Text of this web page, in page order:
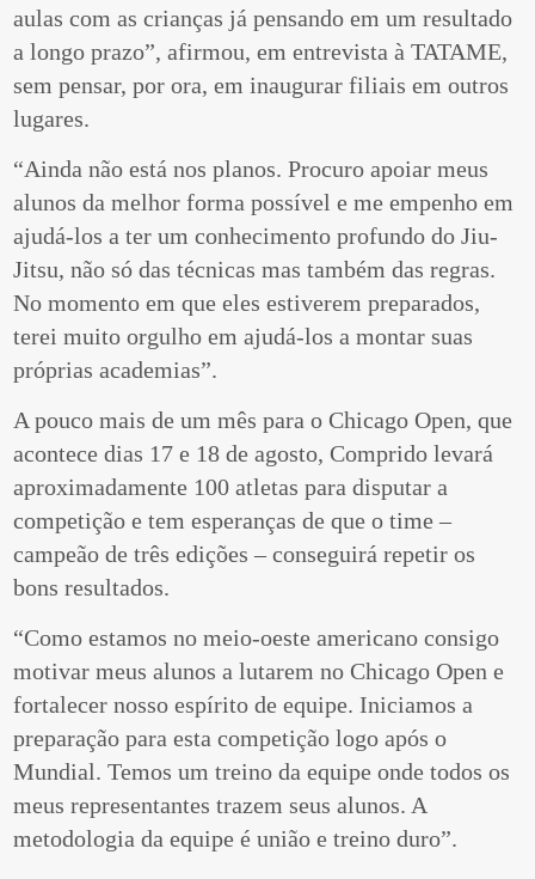
aulas com as crianças já pensando em um resultado
a longo prazo”, afirmou, em entrevista à TATAME,
sem pensar, por ora, em inaugurar filiais em outros
lugares.
“Ainda não está nos planos. Procuro apoiar meus
alunos da melhor forma possível e me empenho em
ajudá-los a ter um conhecimento profundo do Jiu-
Jitsu, não só das técnicas mas também das regras.
No momento em que eles estiverem preparados,
terei muito orgulho em ajudá-los a montar suas
próprias academias”.
A pouco mais de um mês para o Chicago Open, que
acontece dias 17 e 18 de agosto, Comprido levará
aproximadamente 100 atletas para disputar a
competição e tem esperanças de que o time –
campeão de três edições – conseguirá repetir os
bons resultados.
“Como estamos no meio-oeste americano consigo
motivar meus alunos a lutarem no Chicago Open e
fortalecer nosso espírito de equipe. Iniciamos a
preparação para esta competição logo após o
Mundial. Temos um treino da equipe onde todos os
meus representantes trazem seus alunos. A
metodologia da equipe é união e treino duro”.